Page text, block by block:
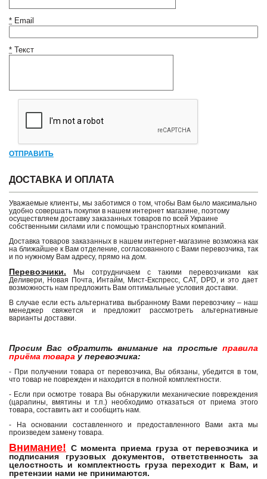
* Email
* Текст
ОТПРАВИТЬ
ДОСТАВКА И ОПЛАТА
Уважаемые клиенты, мы заботимся о том, чтобы Вам было максимально
удобно совершать покупки в нашем интернет магазине, поэтому
осуществляем доставку заказанных товаров по всей Украине
собственными силами или с помощью транспортных компаний.
Доставка товаров заказанных в нашем интернет-магазине возможна как
на ближайшее к Вам отделение, согласованного с Вами перевозчика, так
и по нужному Вам адресу, прямо на дом.
Перевозчики. Мы сотрудничаем с такими перевозчиками как
Деливери, Новая Почта, Интайм, Мист-Експресс, САТ, DPD, и это дает
возможность нам предложить Вам оптимальные условия доставки.
В случае если есть альтернатива выбранному Вами перевозчику – наш
менеджер свяжется и предложит рассмотреть альтернативные
варианты доставки.
Просим Вас обратить внимание на простые правила
приёма товара у перевозчика:
- При получении товара от перевозчика, Вы обязаны, убедится в том,
что товар не поврежден и находится в полной комплектности.
- Если при осмотре товара Вы обнаружили механические повреждения
(царапины, вмятины и т.п.) необходимо отказаться от приема этого
товара, составить акт и сообщить нам.
- На основании составленного и предоставленного Вами акта мы
произведем замену товара.
Внимание! С момента приема груза от перевозчика и
подписания грузовых документов, ответственность за
целостность и комплектность груза переходит к Вам, и
претензии нами не принимаются.